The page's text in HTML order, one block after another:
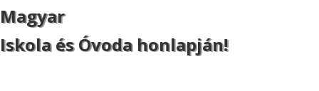
Magyar
Iskola és Óvoda honlapján!